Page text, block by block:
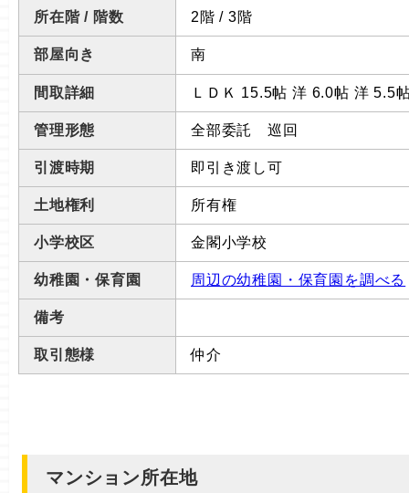
所在階 / 階数 2階 / 3階
部屋向き 南
間取詳細 ＬＤＫ 15.5帖 洋 6.0帖 洋 5.5
管理形態 全部委託 巡回
引渡時期 即引き渡し可
土地権利 所有権
小学校区 金閣小学校
幼稚園・保育園 周辺の幼稚園・保育園を調べる
備考
取引態様 仲介
マンション所在地